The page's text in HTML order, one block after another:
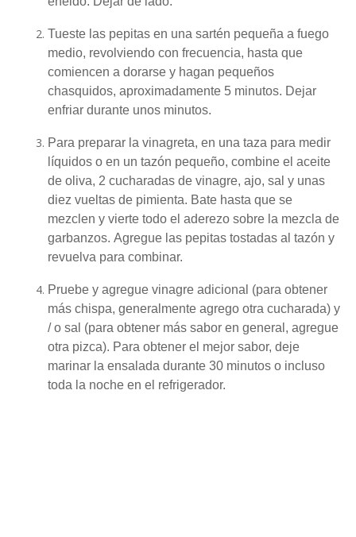
Tueste las pepitas en una sartén pequeña a fuego
medio, revolviendo con frecuencia, hasta que
comiencen a dorarse y hagan pequeños
chasquidos, aproximadamente 5 minutos. Dejar
enfriar durante unos minutos.
Para preparar la vinagreta, en una taza para medir
líquidos o en un tazón pequeño, combine el aceite
de oliva, 2 cucharadas de vinagre, ajo, sal y unas
diez vueltas de pimienta. Bate hasta que se
mezclen y vierte todo el aderezo sobre la mezcla de
garbanzos. Agregue las pepitas tostadas al tazón y
revuelva para combinar.
Pruebe y agregue vinagre adicional (para obtener
más chispa, generalmente agrego otra cucharada) y
/ o sal (para obtener más sabor en general, agregue
otra pizca). Para obtener el mejor sabor, deje
marinar la ensalada durante 30 minutos o incluso
toda la noche en el refrigerador.